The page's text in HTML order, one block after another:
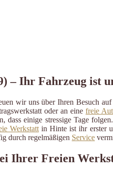
– Ihr Fahrzeug ist
wir uns über Ihren Besuch auf
oder an einefreie
dass einige stressige Tage
Werkstattin Hinte ist ihr erster
durch regelmäßigen Service
Ihrer Freien